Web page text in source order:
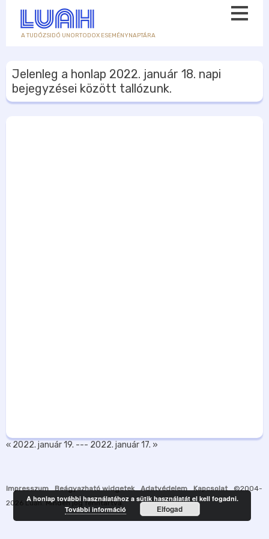
A TUDÓZSIDÓ UNORTODOX ESEMÉNYNAPTÁRA
Jelenleg a honlap 2022. január 18. napi
bejegyzései között tallózunk.
« 2022. január 19. --- 2022. január 17. »
Impresszum Beágyazható widgetek Adatvédelem Kapcsolat
©2004-
2026 Luah. Minden jog fenntartva.
A honlap további használatához a sütik használatát el kell fogadni.
További információ
Elfogad